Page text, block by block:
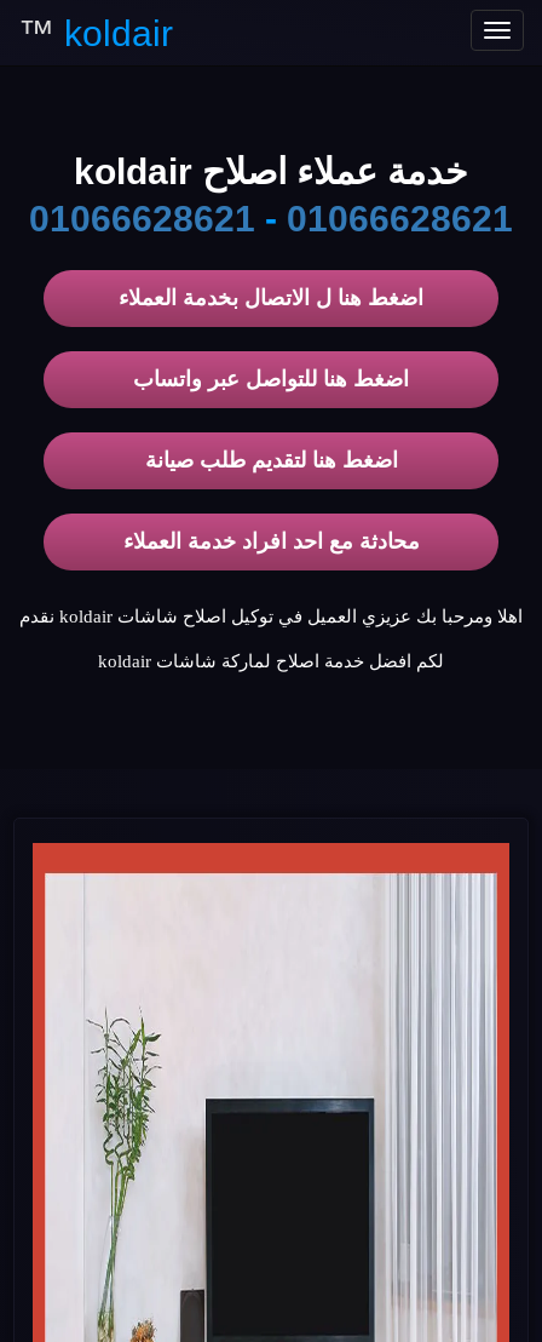
Toggle
koldair
™
خدمة عملاء اصلاح koldair
01066628621 - 01066628621
اضغط هنا ل الاتصال بخدمة العملاء
اضغط هنا للتواصل عبر واتساب
اضغط هنا لتقديم طلب صيانة
محادثة مع احد افراد خدمة العملاء
اهلا ومرحبا بك عزيزي العميل في توكيل اصلاح شاشات koldair نقدم
لكم افضل خدمة اصلاح لماركة شاشات koldair